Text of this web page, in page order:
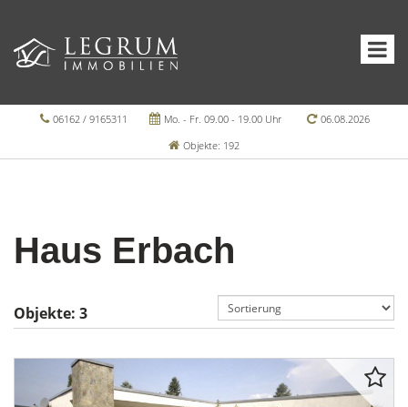
06162 / 9165311 Mo. - Fr. 09.00 - 19.00 Uhr
06.08.2026
Objekte: 192
Haus Erbach
Objekte: 3